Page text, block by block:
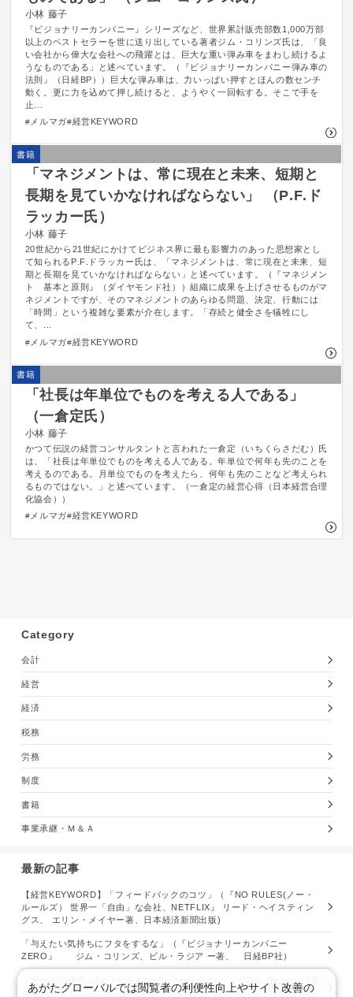
小林 藤子
『ビジョナリーカンパニー』シリーズなど、世界累計販売部数1,000万部
以上のベストセラーを世に送り出している著者ジム・コリンズ氏は、「良
い会社から偉大な会社への飛躍とは、巨大な重い弾み車をまわし続けるよ
うなものである」と述べています。（『ビジョナリーカンパニー弾み車の
法則』（日経BP））巨大な弾み車は、力いっぱい押すとほんの数センチ
動く。更に力を込めて押し続けると、ようやく一回転する。そこで手を
止...
メルマガ
経営KEYWORD
「マネジメントは、常に現在と未来、短期と
長期を見ていかなければならない」 （P.F.ド
ラッカー氏）
書籍
小林 藤子
20世紀から21世紀にかけてビジネス界に最も影響力のあった思想家とし
て知られるP.F.ドラッカー氏は、「マネジメントは、常に現在と未来、短
期と長期を見ていかなければならない」と述べています。（『マネジメン
ト 基本と原則』（ダイヤモンド社））組織に成果を上げさせるものがマ
ネジメントですが、そのマネジメントのあらゆる問題、決定、行動には
「時間」という複雑な要素が介在します。「存続と健全さを犠牲にし
て、...
メルマガ
経営KEYWORD
「社長は年単位でものを考える人である」
（一倉定氏）
書籍
小林 藤子
かつて伝説の経営コンサルタントと言われた一倉定（いちくらさだむ）氏
は、「社長は年単位でものを考える人である。年単位で何年も先のことを
考えるのである。月単位でものを考えたら、何年も先のことなど考えられ
るものではない。」と述べています。（一倉定の経営心得（日本経営合理
化協会））
メルマガ
経営KEYWORD
Category
会計
経営
経済
税務
労務
制度
書籍
事業承継・Ｍ＆Ａ
最新の記事
【経営KEYWORD】「フィードバックのコツ」（『NO RULES(ノー・
ルールズ） 世界一「自由」な会社、NETFLIX』 リード・ヘイスティン
グス、 エリン・メイヤー著、日本経済新聞出版)
「与えたい気持ちにフタをするな」（『ビジョナリーカンパニー
ZERO』 ジム・コリンズ、ビル・ラジア ー著、 日経BP社）
「チームの成果＝Be（あり方）×Do（やり方）」 （『GoodTeam 成果
を出し続けるチームの創り方』齋藤秀樹著、日経BP社）
あがたグローバルでは閲覧者の利便性向上やサイト改善の